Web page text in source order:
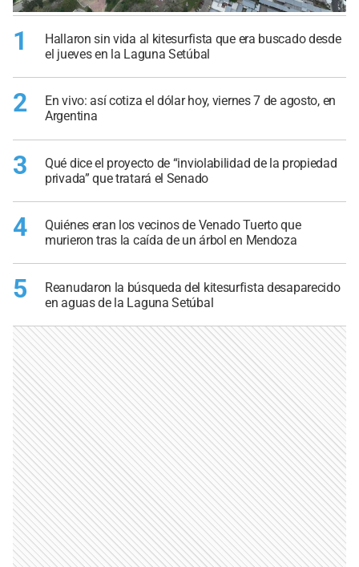
1
Hallaron sin vida al kitesurfista que era buscado desde
el jueves en la Laguna Setúbal
2
En vivo: así cotiza el dólar hoy, viernes 7 de agosto, en
Argentina
3
Qué dice el proyecto de “inviolabilidad de la propiedad
privada” que tratará el Senado
4
Quiénes eran los vecinos de Venado Tuerto que
murieron tras la caída de un árbol en Mendoza
5
Reanudaron la búsqueda del kitesurfista desaparecido
en aguas de la Laguna Setúbal